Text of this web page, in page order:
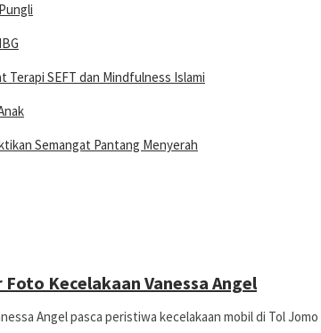
Terapi SEFT dan Mindfulness Islami
Semangat Pantang Menyerah
Kecelakaan Vanessa Angel
Angel pasca peristiwa kecelakaan mobil di Tol Jomo